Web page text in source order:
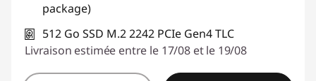
package)
512 Go SSD M.2 2242 PCIe Gen4 TLC
Livraison estimée entre le 17/08 et le 19/08